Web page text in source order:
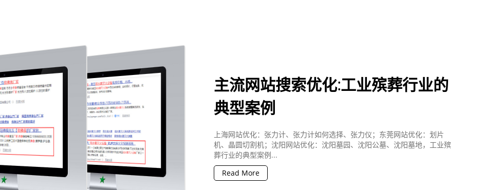
主流网站搜索优化:工业殡葬行业的
典型案例
上海网站优化：张力计、张力计如何选择、张力仪；东莞网站优化：划片
机、晶圆切割机；沈阳网站优化：沈阳墓园、沈阳公墓、沈阳墓地，工业殡
葬行业的典型案例...
Read More